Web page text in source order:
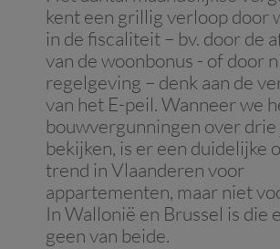
kent een grillig verloop door
in de fiscaliteit – bv. door de
van de woonbonus - of door
regelgeving – denk aan de
van het E-peil. Wanneer we
bouwvergunningen over drie
bekijken, is er een duidelijke
trend in Vlaanderen voor
appartementen, maar niet
In Wallonië en Brussel is die
geen van beide.